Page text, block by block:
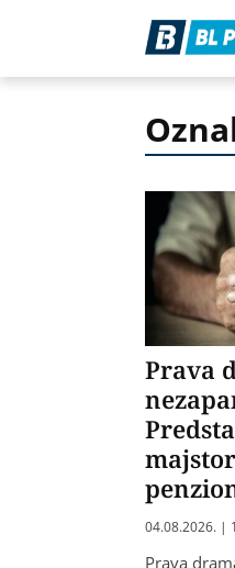
Prava
04.08.2026. |
Prava